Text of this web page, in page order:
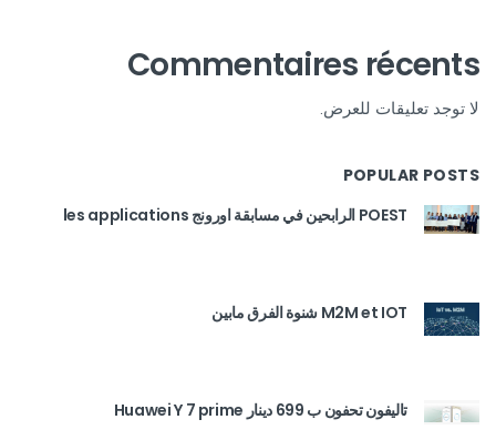
Commentaires récents
لا توجد تعليقات للعرض.
POPULAR POSTS
POEST الرابحين في مسابقة اورونج les applications
M2M et IOT شنوة الفرق مابين
تاليفون تحفون ب 699 دينار Huawei Y 7 prime